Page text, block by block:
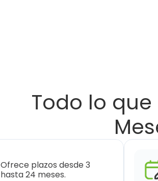
Todo lo
Ofrece plazos desde 3
hasta 24 meses.